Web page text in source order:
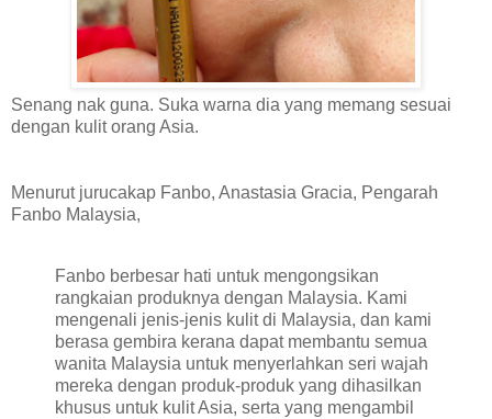
Senang nak guna. Suka warna dia yang memang sesuai
dengan kulit orang Asia.
Menurut jurucakap Fanbo, Anastasia Gracia, Pengarah
Fanbo Malaysia,
Fanbo berbesar hati untuk mengongsikan
rangkaian produknya dengan Malaysia. Kami
mengenali jenis-jenis kulit di Malaysia, dan kami
berasa gembira kerana dapat membantu semua
wanita Malaysia untuk menyerlahkan seri wajah
mereka dengan produk-produk yang dihasilkan
khusus untuk kulit Asia, serta yang mengambil